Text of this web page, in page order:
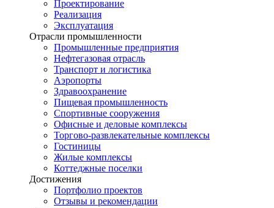
Проектирование
Реализация
Эксплуатация
Отрасли промышленности
Промышленные предприятия
Нефтегазовая отрасль
Транспорт и логистика
Аэропорты
Здравоохранение
Пищевая промышленность
Спортивные сооружения
Офисные и деловые комплексы
Торгово-развлекательные комплексы
Гостиницы
Жилые комплексы
Коттеджные поселки
Достижения
Портфолио проектов
Отзывы и рекомендации